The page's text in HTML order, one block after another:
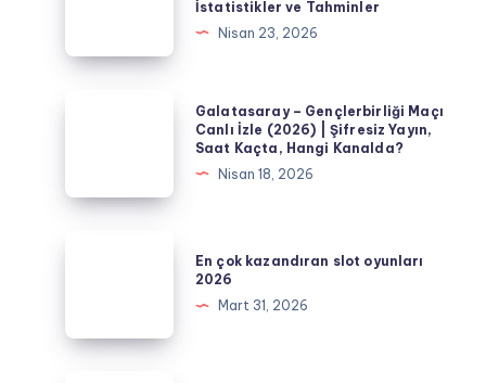
Galatasaray
Tahminler
İstatistikler ve Tahminler
Nisan 23, 2026
Canlı
Yayın,
Galatasaray – Gençlerbirliği Maçı
Canlı İzle (2026) | Şifresiz Yayın,
Saat Kaçta, Hangi Kanalda?
Nisan 18, 2026
oyunları
En çok kazandıran slot oyunları
2026
Mart 31, 2026